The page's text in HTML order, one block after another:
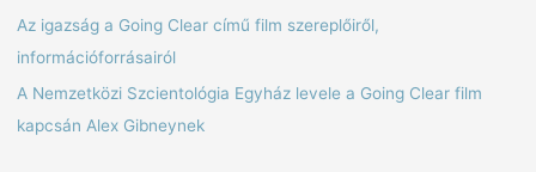
r
:
Az igazság a Going Clear című film szereplőiről,
információforrásairól
A Nemzetközi Szcientológia Egyház levele a Going Clear film
kapcsán Alex Gibneynek